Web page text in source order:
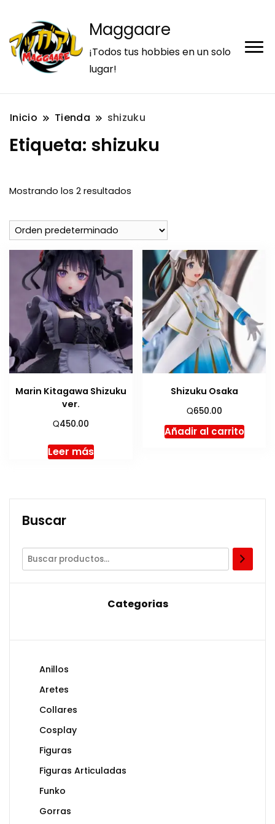
Maggaare
¡Todos tus hobbies en un solo
lugar!
Inicio Tienda shizuku
Etiqueta: shizuku
Mostrando los 2 resultados
Marin Kitagawa Shizuku
ver.
Q450.00
Leer más
Shizuku Osaka
Q650.00
Añadir al carrito
Buscar
Categorias
Anillos
Aretes
Collares
Cosplay
Figuras
Figuras Articuladas
Funko
Gorras